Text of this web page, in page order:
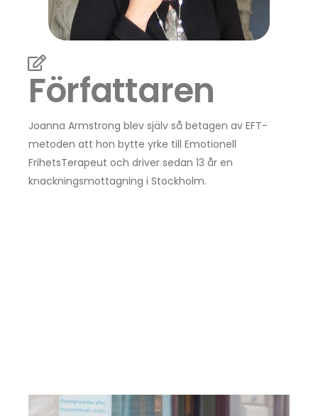
Författaren
Joanna Armstrong blev själv så betagen av EFT-
metoden att hon bytte yrke till Emotionell
FrihetsTerapeut och driver sedan 13 år en
knackningsmottagning i Stockholm.